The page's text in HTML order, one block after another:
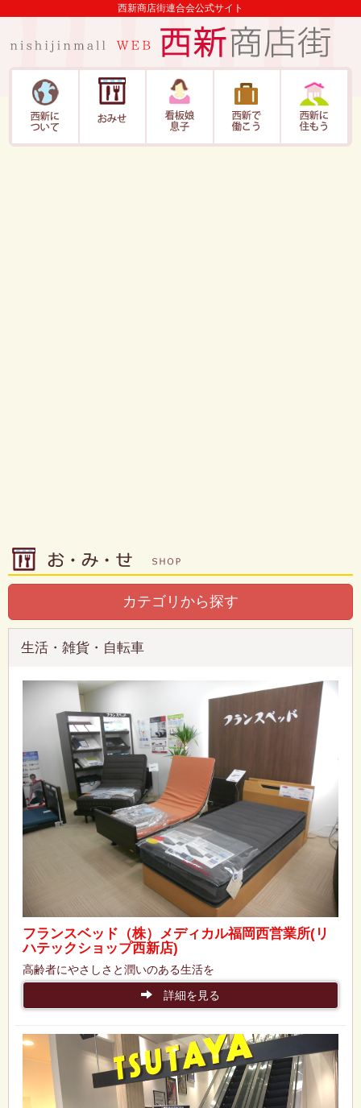
西新商店街連合会公式サイト
カテゴリから探す
生活・雑貨・自転車
フランスベッド（株）メディカル福岡西営業所(リ
ハテックショップ西新店)
高齢者にやさしさと潤いのある生活を
詳細を見る